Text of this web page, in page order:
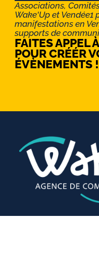
Associations,
Wake'Up et Vendée1
manifestations en
supports de
FAITES APPEL
POUR CRÉÉR
ÉVÈNEMENTS !